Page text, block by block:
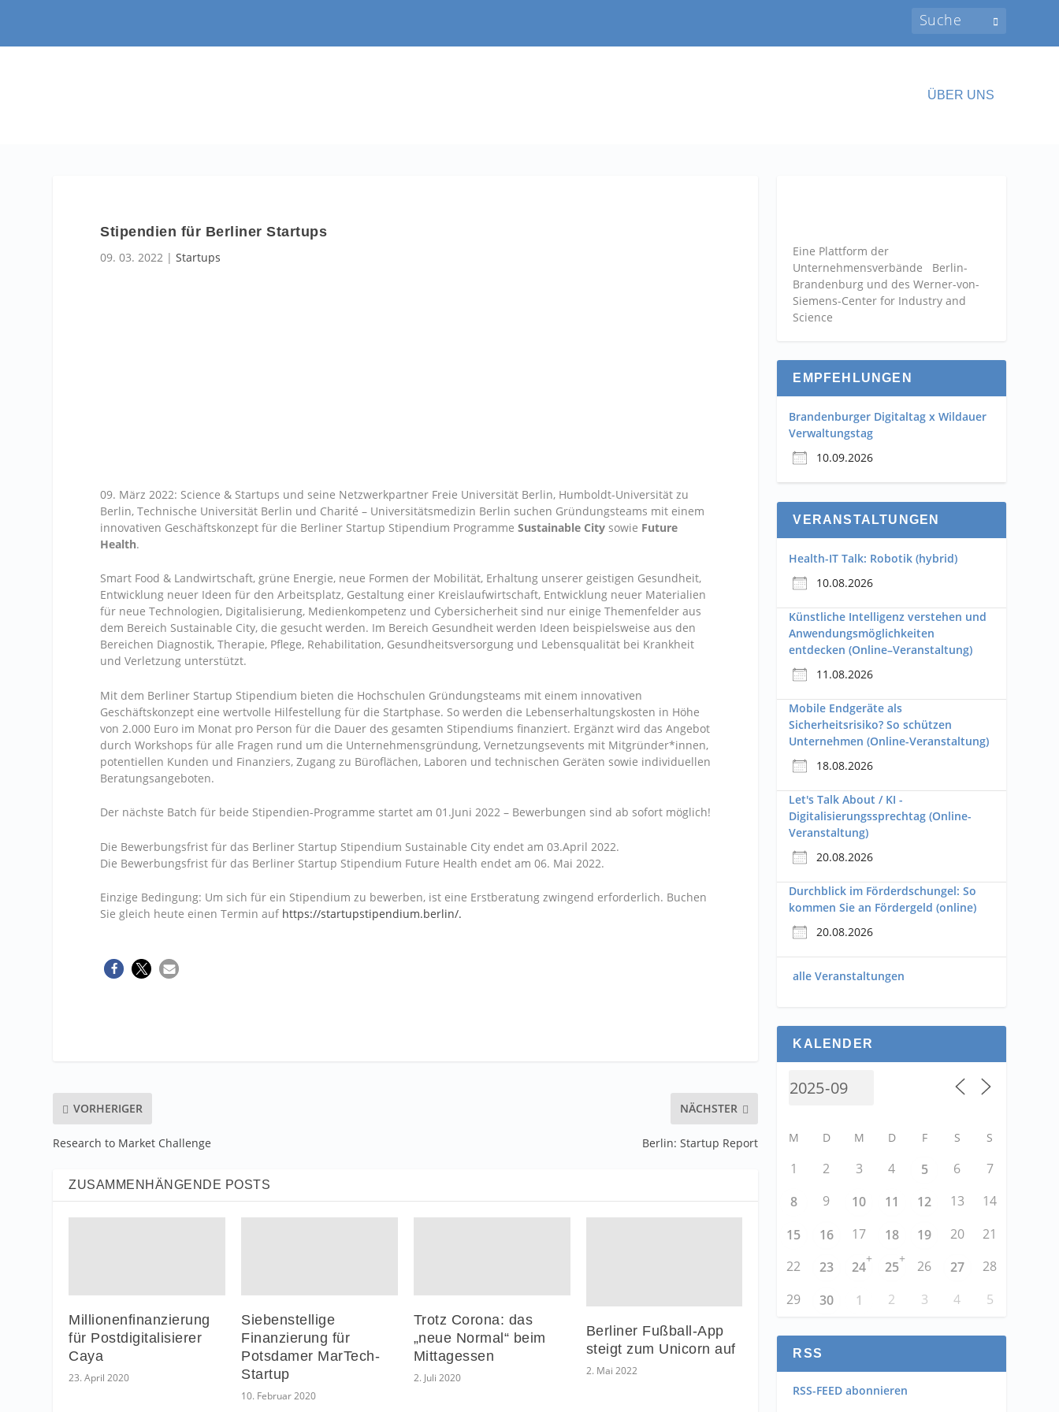
ÜBER UNS
Stipendien für Berliner Startups
09. 03. 2022 |Startups
09. März 2022: Science & Startups und seine Netzwerkpartner Freie Universität Berlin, Humboldt-Universität zu
Berlin, Technische Universität Berlin und Charité – Universitätsmedizin Berlin suchen Gründungsteams mit einem
innovativen Geschäftskonzept für die Berliner Startup Stipendium ProgrammeSustainable City sowie Future
Health.
Smart Food & Landwirtschaft, grüne Energie, neue Formen der Mobilität, Erhaltung unserer geistigen Gesundheit,
Entwicklung neuer Ideen für den Arbeitsplatz, Gestaltung einer Kreislaufwirtschaft, Entwicklung neuer Materialien
für neue Technologien, Digitalisierung, Medienkompetenz und Cybersicherheit sind nur einige Themenfelder aus
dem Bereich Sustainable City, die gesucht werden. Im Bereich Gesundheit werden Ideen beispielsweise aus den
Bereichen Diagnostik, Therapie, Pflege, Rehabilitation, Gesundheitsversorgung und Lebensqualität bei Krankheit
und Verletzung unterstützt.
Mit dem Berliner Startup Stipendium bieten die Hochschulen Gründungsteams mit einem innovativen
Geschäftskonzept eine wertvolle Hilfestellung für die Startphase. So werden die Lebenserhaltungskosten in Höhe
von 2.000 Euro im Monat pro Person für die Dauer des gesamten Stipendiums finanziert. Ergänzt wird das Angebot
durch Workshops für alle Fragen rund um die Unternehmensgründung, Vernetzungsevents mit Mitgründer*innen,
potentiellen Kunden und Finanziers, Zugang zu Büroflächen, Laboren und technischen Geräten sowie individuellen
Beratungsangeboten.
Der nächste Batch für beide Stipendien-Programme startet am 01.Juni 2022 – Bewerbungen sind ab sofort möglich!
Die Bewerbungsfrist für das Berliner Startup Stipendium Sustainable City endet am 03.April 2022.
Die Bewerbungsfrist für das Berliner Startup Stipendium Future Health endet am 06. Mai 2022.
Einzige Bedingung: Um sich für ein Stipendium zu bewerben, ist eine Erstberatung zwingend erforderlich. Buchen
Sie gleich heute einen Termin auf https://startupstipendium.berlin/.
VORHERIGER
Research to Market Challenge
NÄCHSTER
Berlin: Startup Report
ZUSAMMENHÄNGENDE POSTS
Millionenfinanzierung
für Postdigitalisierer
Caya
23. April 2020
Siebenstellige
Finanzierung für
Potsdamer MarTech-
Startup
10. Februar 2020
Trotz Corona: das
„neue Normal“ beim
Mittagessen
2. Juli 2020
Berliner Fußball-App
steigt zum Unicorn auf
2. Mai 2022
Eine Plattform der
Unternehmensverbände Berlin-
Brandenburg und des Werner-von-
Siemens-Center for Industry and
Science
EMPFEHLUNGEN
Brandenburger Digitaltag x Wildauer
Verwaltungstag
10.09.2026
VERANSTALTUNGEN
Health-IT Talk: Robotik (hybrid)
10.08.2026
Künstliche Intelligenz verstehen und
Anwendungsmöglichkeiten
entdecken (Online–Veranstaltung)
11.08.2026
Mobile Endgeräte als
Sicherheitsrisiko? So schützen
Unternehmen (Online-Veranstaltung)
18.08.2026
Let's Talk About / KI -
Digitalisierungssprechtag (Online-
Veranstaltung)
20.08.2026
Durchblick im Förderdschungel: So
kommen Sie an Fördergeld (online)
20.08.2026
alle Veranstaltungen
KALENDER
M D M D F S S
1 2 3 4 5 6
7
8
9 10 11 12 13
14
15
16 17 18 19 20
21
22
23 24
+
25
+ 26 27
28
29
30 1 2 3 4 5
RSS
RSS-FEED abonnieren